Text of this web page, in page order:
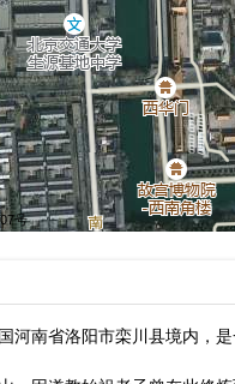
号
河南省洛阳市栾川县境内，